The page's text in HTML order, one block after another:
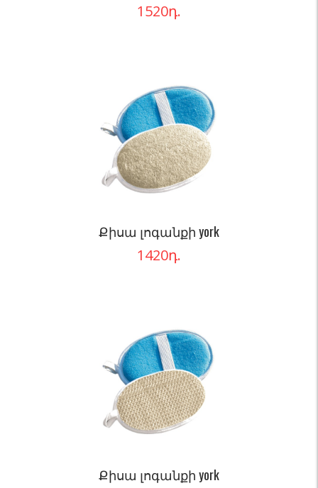
1520դ.
Քիսա լոգանքի york
1420դ.
Քիսա լոգանքի york